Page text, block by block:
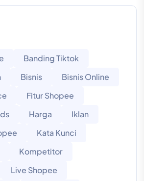
Banding Tiktok
Bisnis
Bisnis Online
Fitur Shopee
Harga
Iklan
Kata Kunci
Kompetitor
Live Shopee